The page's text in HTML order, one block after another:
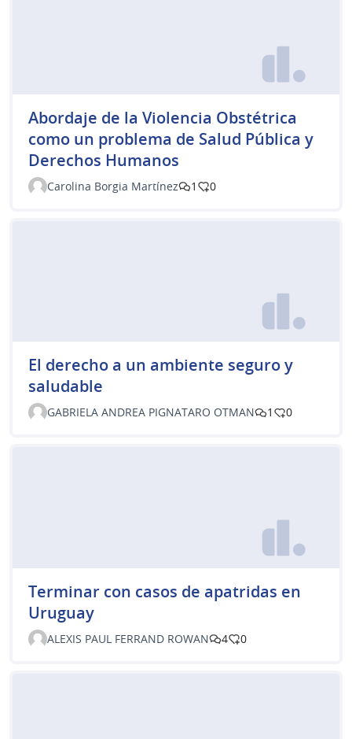
Abordaje de la Violencia Obstétrica
como un problema de Salud Pública y
Derechos Humanos
Carolina Borgia Martínez 1 0
El derecho a un ambiente seguro y
saludable
GABRIELA ANDREA PIGNATARO OTMAN 1 0
Terminar con casos de apatridas en
Uruguay
ALEXIS PAUL FERRAND ROWAN 4 0